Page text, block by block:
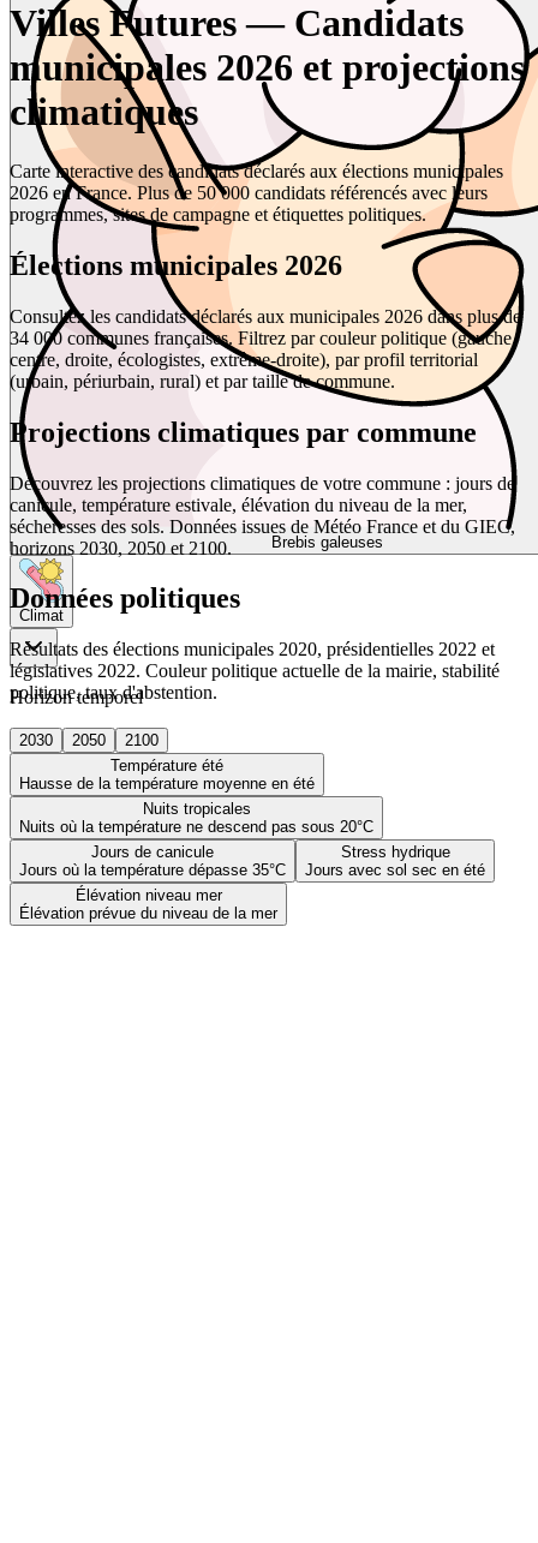
Brebis galeuses
Climat
Horizon temporel
2030 2050
2100
Température été
Hausse de la température moyenne en été
Nuits tropicales
Nuits où la température ne descend pas sous 20°C
Jours de canicule
Jours où la température dépasse 35°C
Stress hydrique
Jours avec sol sec en été
Élévation niveau mer
Élévation prévue du niveau de la mer
Villes Futures — Candidats
municipales 2026 et projections
climatiques
Carte interactive des candidats déclarés aux élections municipales
2026 en France. Plus de 50 000 candidats référencés avec leurs
programmes, sites de campagne et étiquettes politiques.
Élections municipales 2026
Consultez les candidats déclarés aux municipales 2026 dans plus de
34 000 communes françaises. Filtrez par couleur politique (gauche,
centre, droite, écologistes, extrême-droite), par profil territorial
(urbain, périurbain, rural) et par taille de commune.
Projections climatiques par commune
Découvrez les projections climatiques de votre commune : jours de
canicule, température estivale, élévation du niveau de la mer,
sécheresses des sols. Données issues de Météo France et du GIEC,
horizons 2030, 2050 et 2100.
Données politiques
Résultats des élections municipales 2020, présidentielles 2022 et
législatives 2022. Couleur politique actuelle de la mairie, stabilité
politique, taux d'abstention.